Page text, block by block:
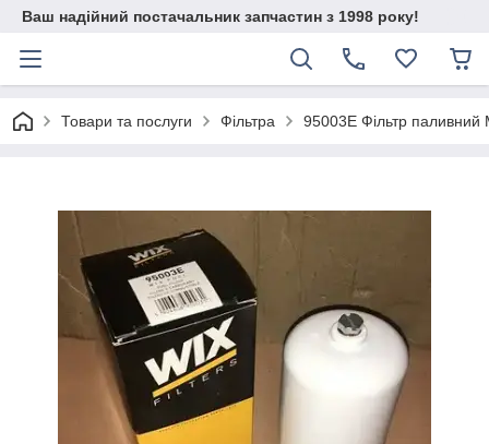
Ваш надійний постачальник запчастин з 1998 року!
Товари та послуги Фільтра 95003E Фільтр